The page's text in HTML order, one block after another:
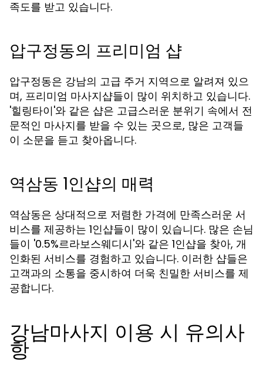
족도를 받고 있습니다.
압구정동의 프리미엄 샵
압구정동은 강남의 고급 주거 지역으로 알려져 있으
며, 프리미엄 마사지샵들이 많이 위치하고 있습니다.
'힐링타이'와 같은 샵은 고급스러운 분위기 속에서 전
문적인 마사지를 받을 수 있는 곳으로, 많은 고객들
이 소문을 듣고 찾아옵니다.
역삼동 1인샵의 매력
역삼동은 상대적으로 저렴한 가격에 만족스러운 서
비스를 제공하는 1인샵들이 많이 있습니다. 많은 손님
들이 '0.5%르라보스웨디시'와 같은 1인샵을 찾아, 개
인화된 서비스를 경험하고 있습니다. 이러한 샵들은
고객과의 소통을 중시하여 더욱 친밀한 서비스를 제
공합니다.
강남마사지 이용 시 유의사
항